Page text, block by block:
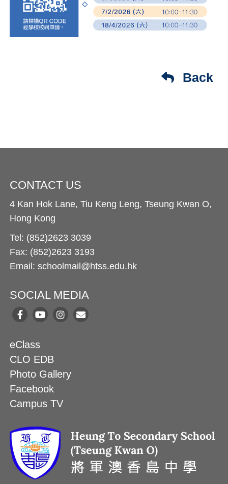
Back
CONTACT US
4 Kan Hok Lane, Tiu Keng Leng, Tseung Kwan O,
Hong Kong
Tel: (852)2623 3039
Fax: (852)2623 3193
Email: schoolmail@htss.edu.hk
SOCIAL MEDIA
eClass
CLO EDB
Photo Gallery
Facebook
Campus TV